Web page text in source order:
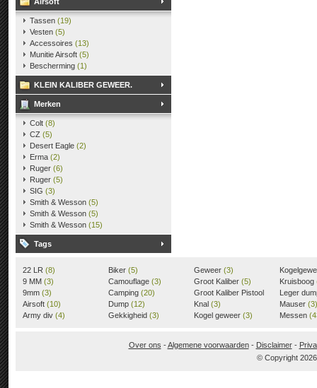
Tassen (19)
Vesten (5)
Accessoires (13)
Munitie Airsoft (5)
Bescherming (1)
KLEIN KALIBER GEWEER.
Merken
Colt (8)
CZ (5)
Desert Eagle (2)
Erma (2)
Ruger (6)
Ruger (5)
SIG (3)
Smith & Wesson (5)
Smith & Wesson (5)
Smith & Wesson (15)
Tags
22 LR (8)
9 MM (3)
9mm (3)
Airsoft (10)
Army div (4)
Biker (5)
Camouflage (3)
Camping (20)
Dump (12)
Gekkigheid (3)
Geweer (3)
Groot Kaliber (5)
Groot Kaliber Pistool
(3)
Knal (3)
Kogel geweer (3)
Kruisboog
Leger
Mauser (3)
Messen
Over ons -Algemene voorwaarden- Disclaimer-
© Copyright